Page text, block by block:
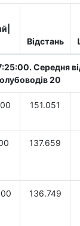
Відстань
Cередня
20
151.051
137.659
136.749